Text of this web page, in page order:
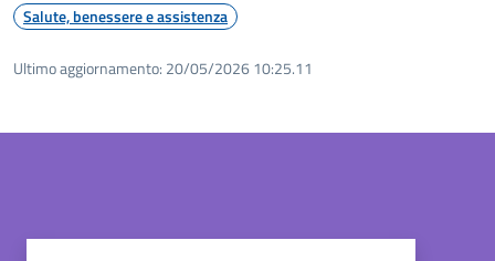
Salute, benessere e assistenza
Ultimo aggiornamento: 20/05/2026 10:25.11